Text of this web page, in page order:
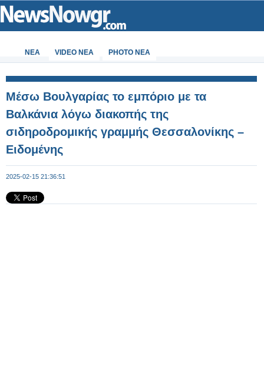
ΝΕΑ VIDEO NEA PHOTO NEA
Μέσω Βουλγαρίας το εμπόριο με τα
Βαλκάνια λόγω διακοπής της
σιδηροδρομικής γραμμής Θεσσαλονίκης –
Ειδομένης
2025-02-15 21:36:51